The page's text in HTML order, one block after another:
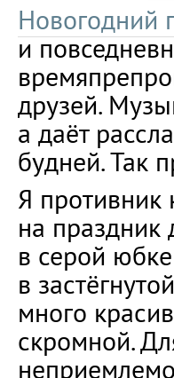
Новогодний
и
друзей.
а даёт
будней. Так
Я противник
на праздник
в серой
в
много
скромной.